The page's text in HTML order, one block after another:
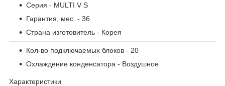
Серия - MULTI V S
Гарантия, мес. - 36
Страна изготовитель - Корея
Кол-во подключаемых блоков - 20
Охлаждение конденсатора - Воздушное
Характеристики